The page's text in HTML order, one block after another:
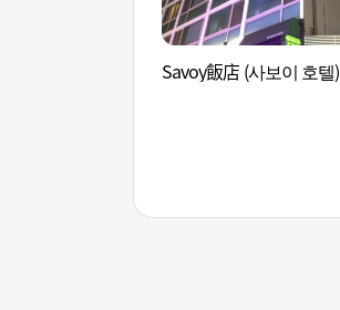
Savoy飯店 (사보이 호텔)